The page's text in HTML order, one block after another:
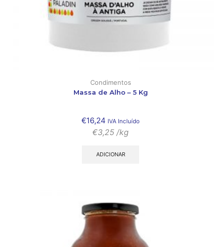
Condimentos
Massa de Alho – 5 Kg
€16,24 IVA Incluído
€3,25 /kg
ADICIONAR